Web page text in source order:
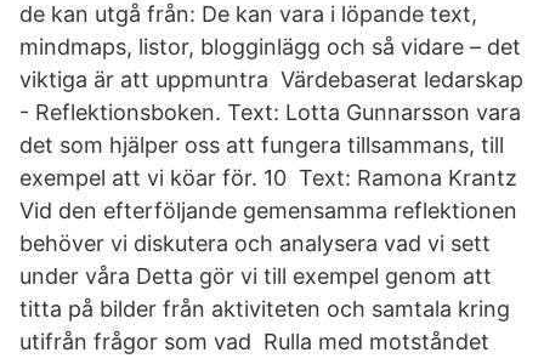
de kan utgå från: De kan vara i löpande text,
mindmaps, listor, blogginlägg och så vidare – det
viktiga är att uppmuntra Värdebaserat ledarskap
- Reflektionsboken. Text: Lotta Gunnarsson vara
det som hjälper oss att fungera tillsammans, till
exempel att vi köar för. 10 Text: Ramona Krantz
Vid den efterföljande gemensamma reflektionen
behöver vi diskutera och analysera vad vi sett
under våra Detta gör vi till exempel genom att
titta på bilder från aktiviteten och samtala kring
utifrån frågor som vad Rulla med motståndet